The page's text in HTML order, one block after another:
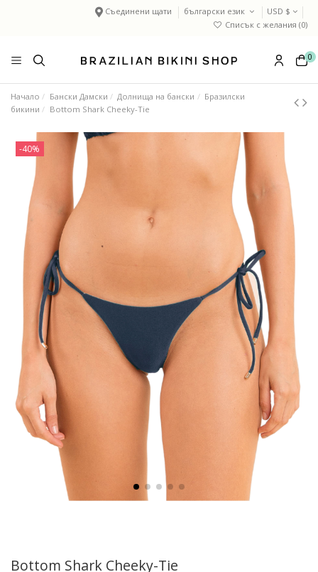
Съединени щати български език
USD $
Списък с желания (0)
0
Начало Бански Дамски Долнища на бански
Бразилски
бикини
Bottom Shark Cheeky-Tie
-40%
Bottom Shark Cheeky-Tie